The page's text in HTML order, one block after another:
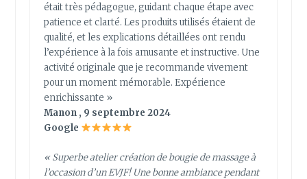
était très pédagogue, guidant chaque étape avec
patience et clarté. Les produits utilisés étaient de
qualité, et les explications détaillées ont rendu
l’expérience à la fois amusante et instructive. Une
activité originale que je recommande vivement
pour un moment mémorable. Expérience
enrichissante »
Manon , 9 septembre 2024
Google
« Superbe atelier création de bougie de massage à
l’occasion d’un EVJF! Une bonne ambiance pendant